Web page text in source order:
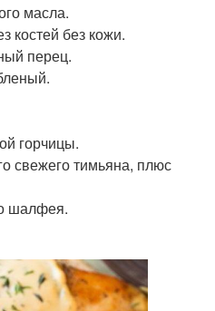
масла.
костей без кожи.
перец.
горчицы.
свежего тимьяна, плюс
шалфея.